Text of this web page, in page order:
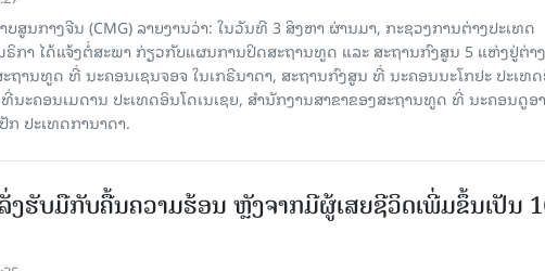
ສູນກາງຈີນ (CMG) ລາຍງານວ່າ: ໃນວັນທີ 3 ສິງ​ຫາ ຜ່ານມາ, ກະຊວງການຕ່າງປະເທດ
ຣິກາ ໄດ້ແຈ້ງຕໍ່ສະພາ ກ່ຽວກັບແຜນການປິດສະຖານທູດ ແ​ລະ ສະຖານກົງສູນ 5 ແຫ່ງຢູ່​ຕ່າ
ຖານທູດ ທີ່ ນະຄອນເຊນຈອຈ ໃນເກຣີນາດາ, ສະຖານກົງສູນ ທີ່ ນະຄອນນະໂກຢະ ປະເທ
ນະຄອນເມດານ ປະເທດອິນໂດເນເຊຍ, ສຳນັກງານສາຂາຂອງສະຖານທູດ ທີ່ ນະຄອນດູອ
ປະເທດການາດາ.
ງຮັບມືກັບຄື້ນຄວາມຮ້ອນ ຫຼັງຈາກມີຜູ້ເສຍຊີວິດເພີ່ມຂຶ້ນເປັນ